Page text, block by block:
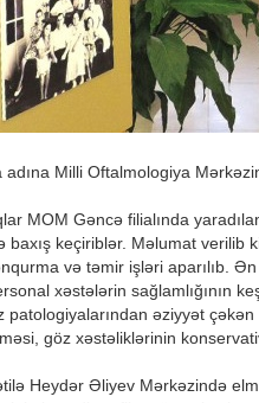
Milli Oftalmologiya
MOM Gəncə filialında
keçiriblər. Məlumat verilib
və təmir işləri aparılıb.
xəstələrin sağlamlığının
patologiyalarından əziyyət
göz xəstəliklərinin
Heydər Əliyev Mərkəzində